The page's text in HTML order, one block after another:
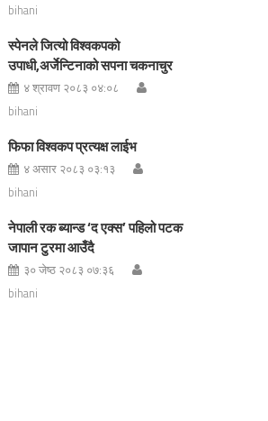
bihani
स्पेनले जित्यो विश्वकपको
उपाधी,अर्जेन्टिनाको सपना चकनाचुर
४ श्रावण २०८३ ०४:०८
bihani
फिफा विश्वकप प्रत्यक्ष लाईभ
४ असार २०८३ ०३:१३
bihani
नेपाली रक ब्यान्ड ‘द एक्स’ पहिलो पटक
जापान टुरमा आउँदै
३० जेष्ठ २०८३ ०७:३६
bihani